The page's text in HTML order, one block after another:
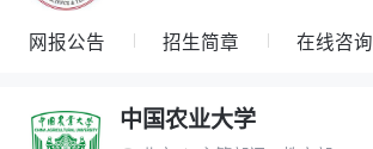
网报公告 招生简章 在线咨询
中国农业大学